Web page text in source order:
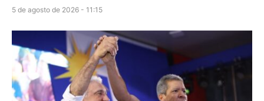
5 de agosto de 2026 - 11:15